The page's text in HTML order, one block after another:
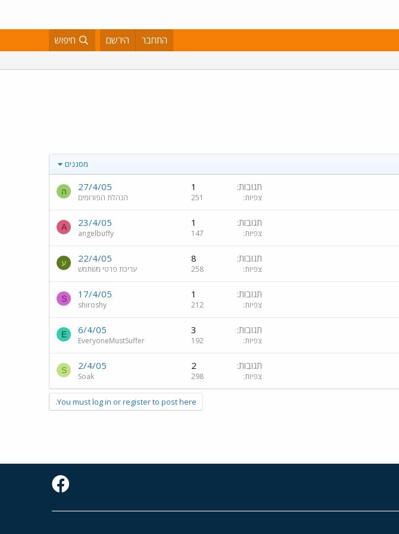
התחבר הירשם חיפוש
מסננים
תגובות 1
צפיות 251
27/4/05
הנהלת הפורומים
ה
תגובות 1
צפיות 147
23/4/05
angelbuffy
A
תגובות 8
צפיות 258
22/4/05
עריכת פרטי משתמש
ע
תגובות 1
צפיות 212
17/4/05
shiroshy
S
תגובות 3
צפיות 192
6/4/05
EveryoneMustSuffer
E
תגובות 2
צפיות 298
2/4/05
Soak
S
You must log in or register to post here.